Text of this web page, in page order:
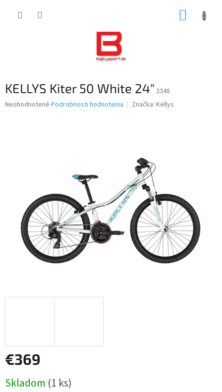
KELLYS Kiter 50 White 24" 2348
Priemerné
Neohodnotené Podrobnosti hodnotenia Značka: Kellys
€369
cena:
Skladom (1 ks)